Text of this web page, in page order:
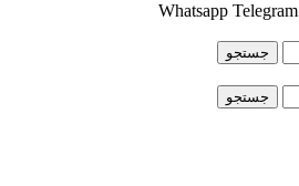
Whatsapp Telegram
جستجو
جستجو